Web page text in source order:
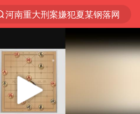
河南重大刑案嫌犯夏某钢落网
陈思诚零点晒照为佟丽娅庆生
郑丽文：台湾从来没有“独立”过
新疆优化调整景区内自驾服务费